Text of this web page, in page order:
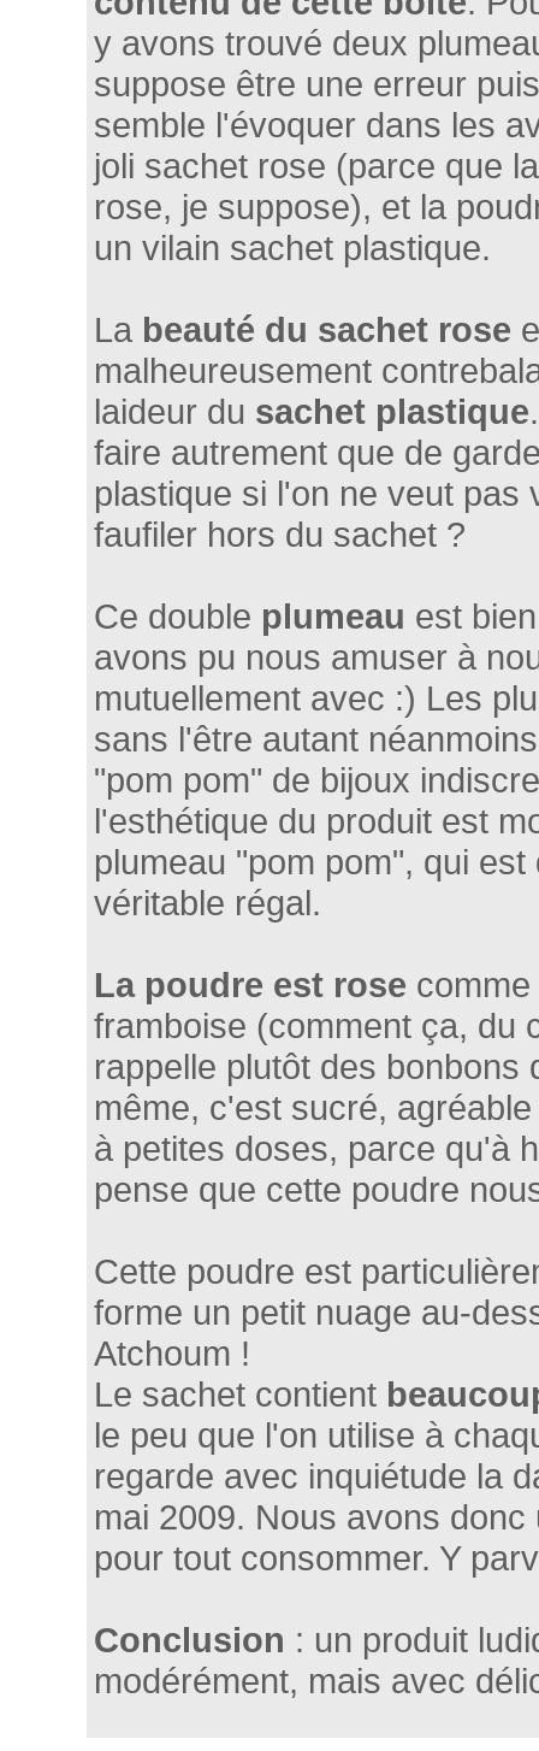
y avons trouvé deux
suppose être une erreur
semble l'évoquer dans les
joli sachet rose (parce que
rose, je suppose), et la
un vilain sachet plastique.
La beauté du sachet rose
malheureusement
laideur du sachet plastique
faire autrement que de
plastique si l'on ne veut pas
faufiler hors du sachet ?
Ce double plumeau est
avons pu nous amuser à
mutuellement avec :) Les
sans l'être autant
"pom pom" de bijoux
l'esthétique du produit est
plumeau "pom pom", qui est
véritable régal.
La poudre est rose
framboise (comment ça, du
rappelle plutôt des bonbons
même, c'est sucré,
à petites doses, parce qu'à
pense que cette poudre
Cette poudre est
forme un petit nuage au-
Atchoum !
Le sachet contient
le peu que l'on utilise à
regarde avec inquiétude la
mai 2009. Nous avons
pour tout consommer. Y
Conclusion : un produit
modérément, mais avec